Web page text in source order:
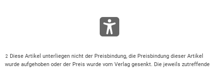
2
Diese Artikel unterliegen nicht der Preisbindung, die Preisbindung dieser Artikel
wurde aufgehoben oder der Preis wurde vom Verlag gesenkt. Die jeweils zutreffende